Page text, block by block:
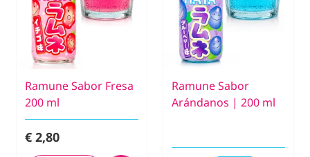
Ramune Sabor Fresa
200 ml
€ 2,80
Ramune Sabor
Arándanos | 200 ml